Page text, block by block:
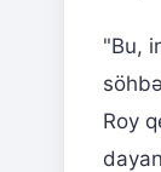
"Bu,
Roy